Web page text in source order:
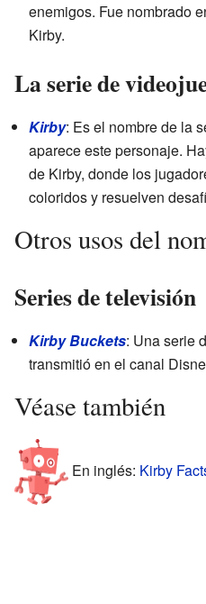
enemigos. Fue nombrado
Kirby.
La serie de
Kirby: Es el nombre de la
aparece este personaje.
de Kirby, donde los
coloridos y resuelven
Otros usos del
Series de televisión
Kirby Buckets: Una serie
transmitió en el canal
Véase también
En inglés: Kirby